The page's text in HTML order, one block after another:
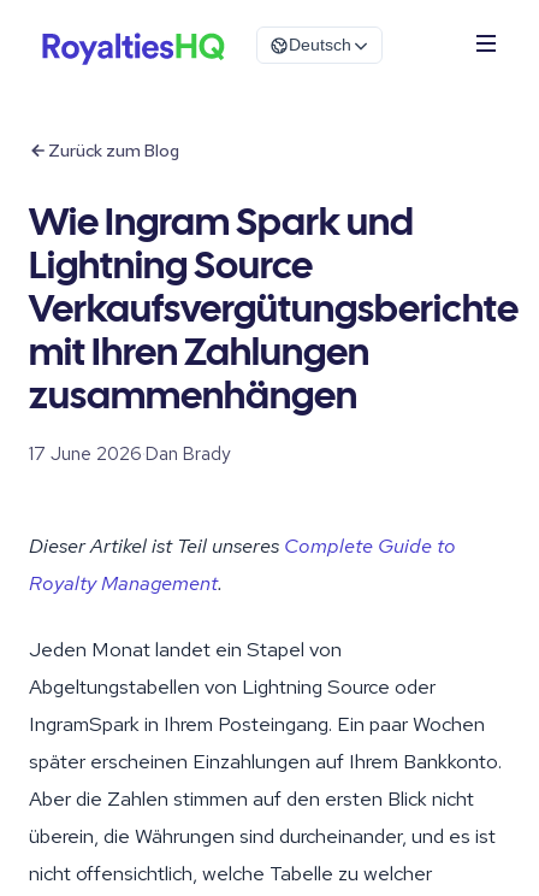
Deutsch
Zurück zum Blog
Wie Ingram Spark und
Lightning Source
Verkaufsvergütungsberichte
mit Ihren Zahlungen
zusammenhängen
17 June 2026·Dan Brady
Dieser Artikel ist Teil unseres Complete Guide to
Royalty Management.
Jeden Monat landet ein Stapel von
Abgeltungstabellen von Lightning Source oder
IngramSpark in Ihrem Posteingang. Ein paar Wochen
später erscheinen Einzahlungen auf Ihrem Bankkonto.
Aber die Zahlen stimmen auf den ersten Blick nicht
überein, die Währungen sind durcheinander, und es ist
nicht offensichtlich, welche Tabelle zu welcher